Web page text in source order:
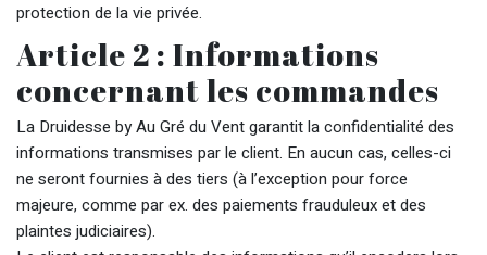
protection de la vie privée.
Article 2 : Informations
concernant les commandes
La Druidesse by Au Gré du Vent garantit la confidentialité des
informations transmises par le client. En aucun cas, celles-ci
ne seront fournies à des tiers (à l’exception pour force
majeure, comme par ex. des paiements frauduleux et des
plaintes judiciaires).